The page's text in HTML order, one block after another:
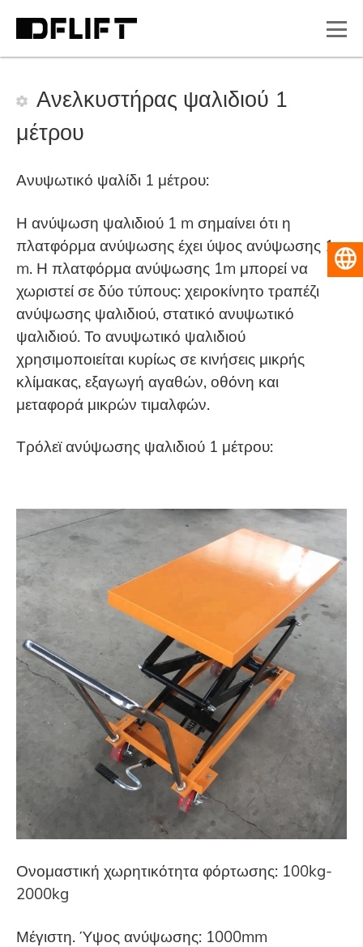
Ανελκυστήρας ψαλιδιού 1
μέτρου
Ανυψωτικό ψαλίδι 1 μέτρου:
Η ανύψωση ψαλιδιού 1 m σημαίνει ότι η
πλατφόρμα ανύψωσης έχει ύψος ανύψωσης 1
m. Η πλατφόρμα ανύψωσης 1m μπορεί να
χωριστεί σε δύο τύπους: χειροκίνητο τραπέζι
ανύψωσης ψαλιδιού, στατικό ανυψωτικό
ψαλιδιού. Το ανυψωτικό ψαλιδιού
χρησιμοποιείται κυρίως σε κινήσεις μικρής
κλίμακας, εξαγωγή αγαθών, οθόνη και
μεταφορά μικρών τιμαλφών.
Τρόλεϊ ανύψωσης ψαλιδιού 1 μέτρου:
Ονομαστική χωρητικότητα φόρτωσης: 100kg-
2000kg
Μέγιστη. Ύψος ανύψωσης: 1000mm
Ελληνικά